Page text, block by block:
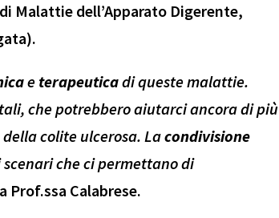
Malattie dell’Apparato Digerente,
e terapeuticadi queste malattie.
che potrebbero aiutarci ancora di più
colite ulcerosa. Lacondivisione
scenari che ci permettano di
Prof.ssa Calabrese.